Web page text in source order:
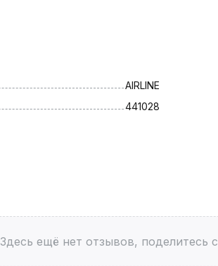
AIRLINE
441028
Здесь ещё нет отзывов, поделитесь